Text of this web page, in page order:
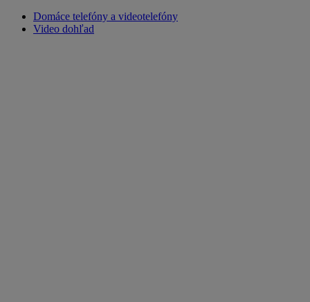
Domáce telefóny a videotelefóny
Video dohľad